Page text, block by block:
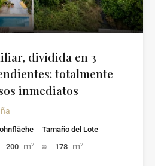
dividida en 3
totalmente
inmediatos
200 m²
Tamaño del Lote
178 m²